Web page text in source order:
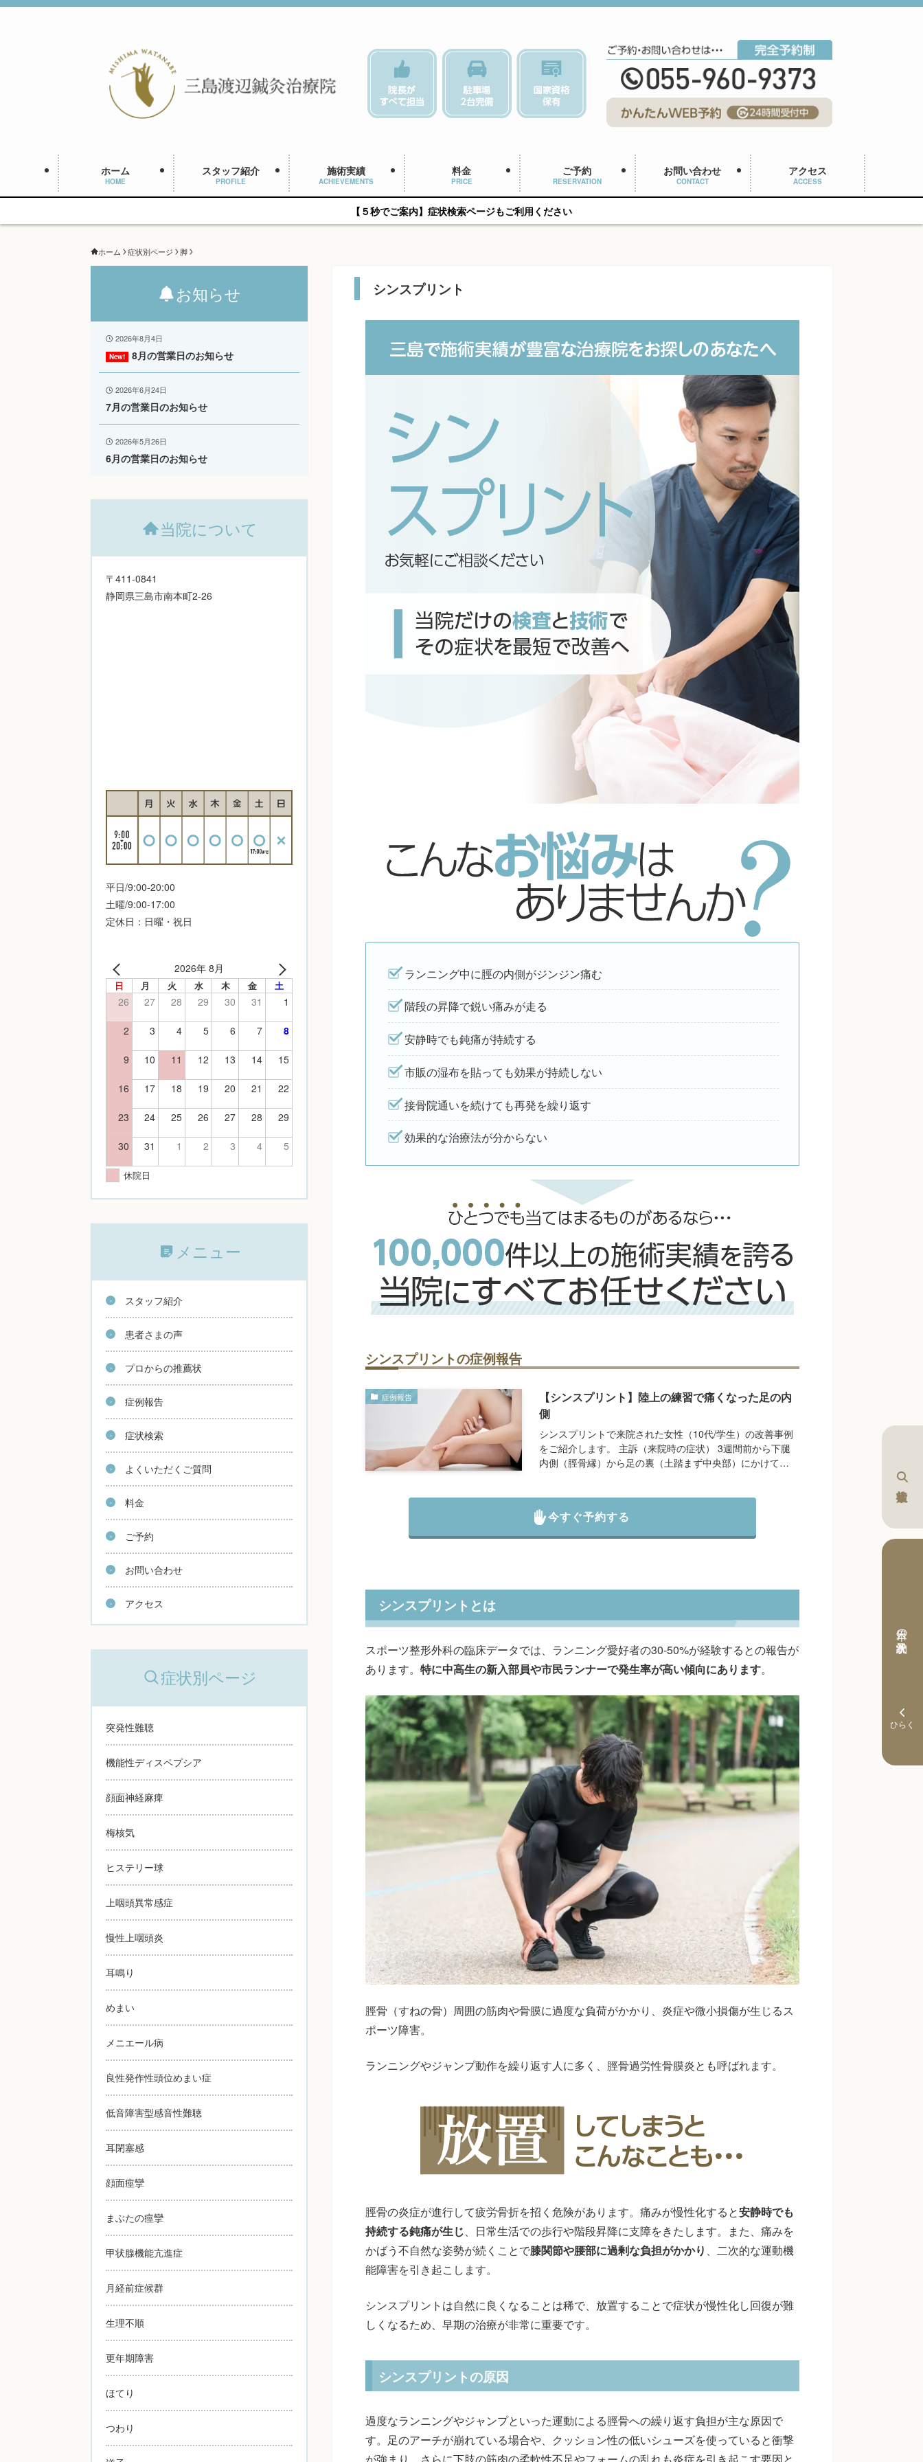
ホーム
HOME
スタッフ紹介
PROFILE
施術実績
ACHIEVEMENTS
料金
PRICE
ご予約
RESERVATION
お問い合わせ
CONTACT
アクセス
ACCESS
【５秒でご案内】症状検索ページもご利用ください
ホーム 症状別ページ 脚
シンスプリント
本日の予約状況
ランニング中に脛の内側がジンジン痛む
階段の昇降で鋭い痛みが走る
安静時でも鈍痛が持続する
市販の湿布を貼っても効果が持続しない
接骨院通いを続けても再発を繰り返す
効果的な治療法が分からない
シンスプリントの症例報告
症例報告
【シンスプリント】陸上の練習で痛くなった足の内
側
シンスプリントで来院された女性（10代/学生）の改善事例
をご紹介します。 主訴（来院時の症状） 3週間前から下腿
内側（脛骨縁）から足の裏（土踏まず中央部）にかけて…
今すぐ予約する
シンスプリントとは
スポーツ整形外科の臨床データでは、ランニング愛好者の30-50%が経験するとの報告が
あります。 特に中高生の新入部員や市民ランナーで発生率が高い傾向にあります。
脛骨（すねの骨）周囲の筋肉や骨膜に過度な負荷がかかり、炎症や微小損傷が生じるス
ポーツ障害。
ランニングやジャンプ動作を繰り返す人に多く、脛骨過労性骨膜炎とも呼ばれます。
脛骨の炎症が進行して疲労骨折を招く危険があります。痛みが慢性化すると安静時でも
持続する鈍痛が生じ、日常生活での歩行や階段昇降に支障をきたします。また、痛みを
かばう不自然な姿勢が続くことで膝関節や腰部に過剰な負担がかかり 、二次的な運動機
能障害を引き起こします。
シンスプリントは自然に良くなることは稀で、放置することで症状が慢性化し回復が難
しくなるため、早期の治療が非常に重要です。
シンスプリントの原因
過度なランニングやジャンプといった運動による脛骨への繰り返す負担が主な原因で
す。足のアーチが崩れている場合や、クッション性の低いシューズを使っていると衝撃
お知らせ
2026年8月4日
8月の営業日のお知らせ
2026年6月24日
7月の営業日のお知らせ
2026年5月26日
6月の営業日のお知らせ
当院について
〒411-0841
静岡県三島市南本町2-26
平日/9:00-20:00
土曜/9:00-17:00
定休日：日曜・祝日
2026年 8月
日 月 火 水 木 金 土
26 27 28 29 30 31 1
2 3 4 5 6 7 8
9 10 11 12 13 14 15
16 17 18 19 20 21 22
23 24 25 26 27 28 29
30 31 1 2 3 4 5
休院日
メニュー
スタッフ紹介
患者さまの声
プロからの推薦状
症例報告
症状検索
よくいただくご質問
料金
ご予約
お問い合わせ
アクセス
症状別ページ
突発性難聴
機能性ディスペプシア
顔面神経麻痺
梅核気
ヒステリー球
上咽頭異常感症
慢性上咽頭炎
耳鳴り
めまい
メニエール病
良性発作性頭位めまい症
低音障害型感音性難聴
耳閉塞感
顔面痙攣
まぶたの痙攣
甲状腺機能亢進症
月経前症候群
生理不順
更年期障害
ほてり
つわり